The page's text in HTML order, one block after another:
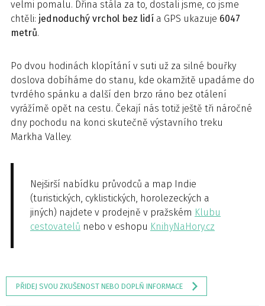
velmi pomalu. Dřina stála za to, dostali jsme, co jsme
chtěli: jednoduchý vrchol bez lidí a GPS ukazuje 6047
metrů.
Po dvou hodinách klopítání v suti už za silné bouřky
doslova dobíháme do stanu, kde okamžitě upadáme do
tvrdého spánku a další den brzo ráno bez otálení
vyrážímě opět na cestu. Čekají nás totiž ještě tři náročné
dny pochodu na konci skutečně výstavního treku
Markha Valley.
Nejširší nabídku průvodců a map Indie
(turistických, cyklistických, horolezeckých a
jiných) najdete v prodejně v pražském Klubu
cestovatelů nebo v eshopu KnihyNaHory.cz
PŘIDEJ SVOU ZKUŠENOST NEBO DOPLŇ INFORMACE